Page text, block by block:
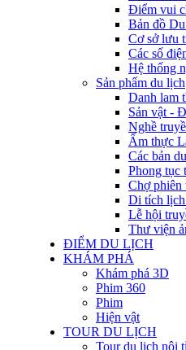
Điểm vui
Bản đồ
Cơ sở lưu
Các số
Hệ thống
Sản phẩm du lịch
Danh lam
Sản vật -
Nghề
Ẩm thực
Các bản
Phong tục
Chợ phiên
Di tích
Lễ hội
Thư viện
ĐIỂM DU LỊCH
KHÁM PHÁ
Khám phá 3D
Phim 360
Phim
Hiện vật
TOUR DU LỊCH
Tour du lịch nội